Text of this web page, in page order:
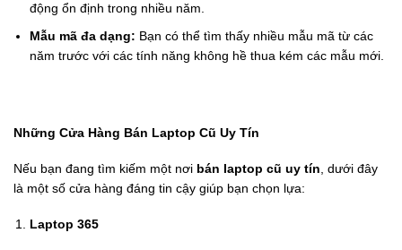
động ổn định trong nhiều năm.
Mẫu mã đa dạng: Bạn có thể tìm thấy nhiều mẫu mã từ các
năm trước với các tính năng không hề thua kém các mẫu mới.
Những Cửa Hàng Bán Laptop Cũ Uy Tín
Nếu bạn đang tìm kiếm một nơi bán laptop cũ uy tín , dưới đây
là một số cửa hàng đáng tin cậy giúp bạn chọn lựa:
Laptop 365